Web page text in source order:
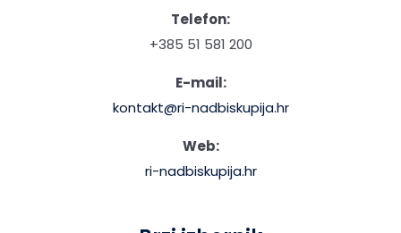
Telefon:
+385 51 581 200
E-mail:
kontakt@ri-nadbiskupija.hr
Web:
ri-nadbiskupija.hr